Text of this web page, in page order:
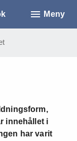
Meny
innehållet i
har varit